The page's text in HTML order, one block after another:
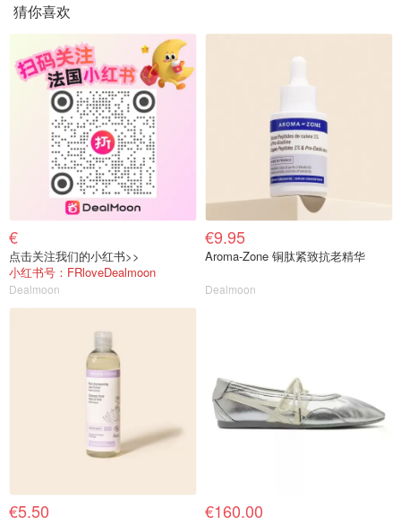
猜你喜欢
€
点击关注我们的小红书>>
小红书号：FRloveDealmoon
Dealmoon
€9.95
Aroma-Zone 铜肽紧致抗老精华
Dealmoon
€5.50 €160.00